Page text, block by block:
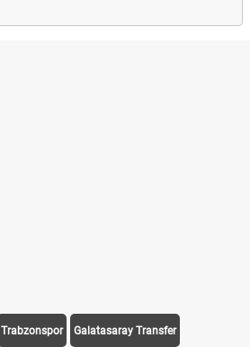
Trabzonspor Galatasaray Transfer